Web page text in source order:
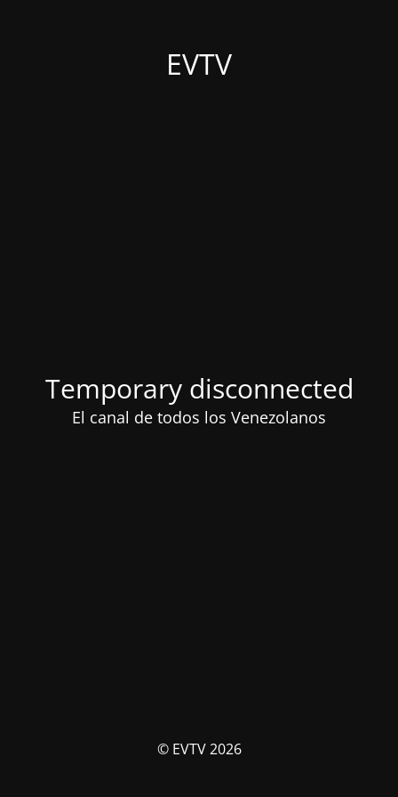
EVTV
Temporary disconnected
El canal de todos los Venezolanos
© EVTV 2026